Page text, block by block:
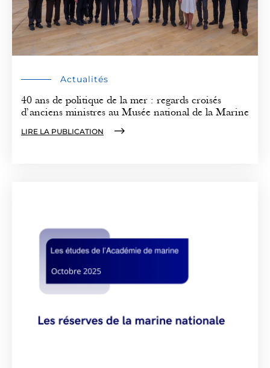
Actualités
40 ans de politique de la mer : regards croisés
d’anciens ministres au Musée national de la Marine
LIRE LA PUBLICATION